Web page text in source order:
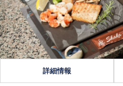
詳細情報